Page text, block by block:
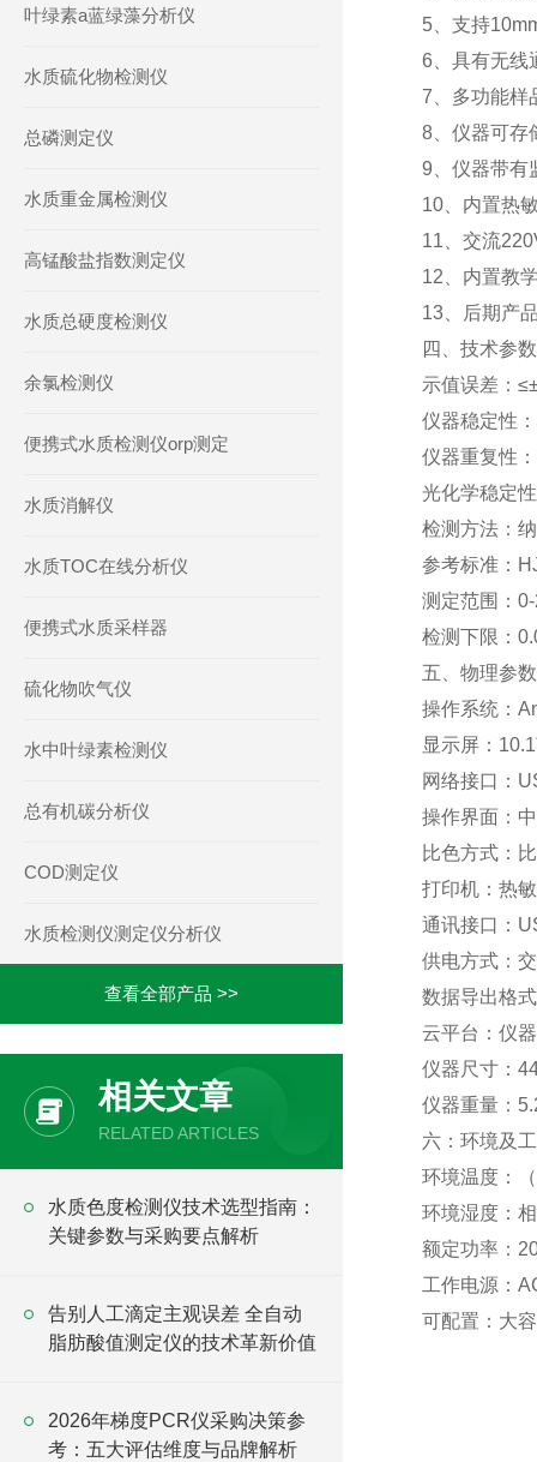
5、支持
6、具有无线
7、多功能样
8、仪器可存
9、仪器带有
10、内置热
11、交流
12、内置教
13、后期产
四、技术参
示值误差：
仪器稳定性
仪器重复性
光化学稳定
检测方法：
参考标准：
测定范围：
检测下限：
五、物理参数
操作系统：
显示屏：
网络接口：
操作界面：
比色方式：
打印机：热
通讯接口：
供电方式：
数据导出格
云平台：仪
仪器尺寸：
仪器重量：
六：环境及
环境温度：
环境湿度：
额定功率：
工作电源：
可配置：大
叶绿素a蓝绿藻分析仪
水质硫化物检测仪
总磷测定仪
水质重金属检测仪
高锰酸盐指数测定仪
水质总硬度检测仪
余氯检测仪
便携式水质检测仪orp测定
水质消解仪
水质TOC在线分析仪
便携式水质采样器
硫化物吹气仪
水中叶绿素检测仪
总有机碳分析仪
COD测定仪
水质检测仪测定仪分析仪
查看全部产品 >>
相关文章
RELATED ARTICLES
水质色度检测仪技术选型指南：
关键参数与采购要点解析
告别人工滴定主观误差 全自动
脂肪酸值测定仪的技术革新价值
2026年梯度PCR仪采购决策参
考：五大评估维度与品牌解析